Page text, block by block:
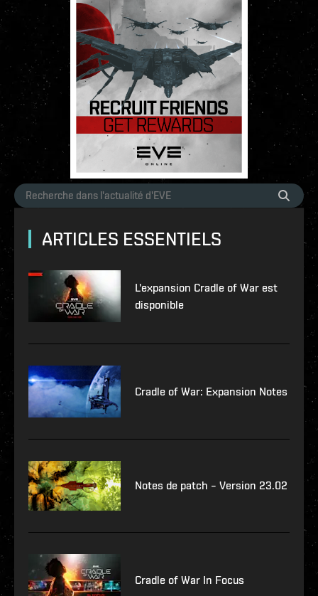
ARTICLES ESSENTIELS
L'expansion Cradle of War est
disponible
Cradle of War: Expansion Notes
Notes de patch – Version 23.02
Cradle of War In Focus